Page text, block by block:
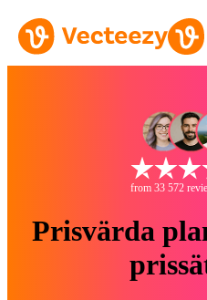
from 33 572
Prisvärda